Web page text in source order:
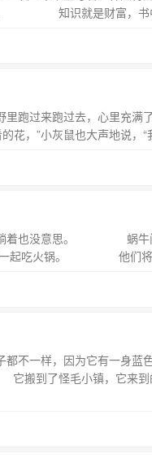
。 知识就是财富，书中
里跑过来跑过去，心里
”小灰鼠也大声地说，
躺着也没意思。 蜗
吃火锅。 他们将色
不一样，因为它有一身蓝
了怪毛小镇，它来到的